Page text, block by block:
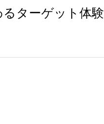
ターゲット体験